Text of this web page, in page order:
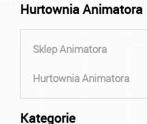
Hurtownia Animatora
Sklep Animatora
Hurtownia Animatora
Kategorie